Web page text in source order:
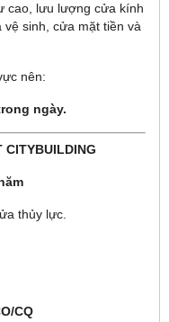
cao, lưu lượng cửa kính
sinh, cửa mặt tiền và
nên:
ngày.
CITYBUILDING
thủy lực.
CQ